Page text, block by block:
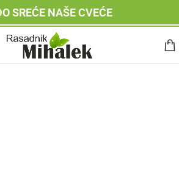
SREĆE NAŠE CVEĆE